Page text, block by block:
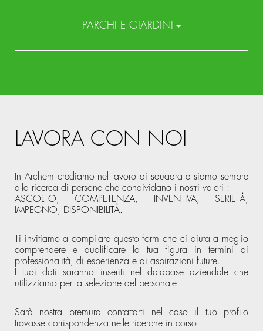
PARCHI E GIARDINI
LAVORA CON NOI
In Archem crediamo nel lavoro di squadra e siamo sempre
alla ricerca di persone che condividano i nostri valori :
ASCOLTO, COMPETENZA, INVENTIVA, SERIETÀ,
IMPEGNO, DISPONIBILITÀ.
Ti invitiamo a compilare questo form che ci aiuta a meglio
comprendere e qualificare la tua figura in termini di
professionalità, di esperienza e di aspirazioni future.
I tuoi dati saranno inseriti nel database aziendale che
utilizziamo per la selezione del personale.
Sarà nostra premura contattarti nel caso il tuo profilo
trovasse corrispondenza nelle ricerche in corso.